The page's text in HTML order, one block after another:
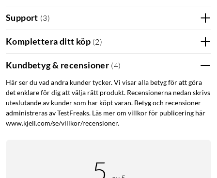
Kraftfullt luftflöde med låg ljudnivå
TempSense 36 DC kombinerar stark lufthastighet med tyst
drift. Den borstlösa DC-motorn ger ett effektivt luftflöde med
lufthastighet upp till 7,9 m/s vid luftutloppet, samtidigt som
ljudnivån kan gå ned till 20 dB på lägsta läget. Det gör fläkten
väl lämpad för sovrum, arbetsrum och andra platser där du vill
ha svalka utan störande ljud.
Anpassar sig efter temperaturen
I auto-läge väljs starthastigheten efter aktuell
rumstemperatur. Om temperaturen stiger med 1 °C höjs
Support (3)
Komplettera ditt köp (2)
Kundbetyg & recensioner (4)
Här ser du vad andra kunder tycker. Vi visar alla betyg för att göra
det enklare för dig att välja rätt produkt. Recensionerna nedan skrivs
uteslutande av kunder som har köpt varan. Betyg och recensioner
administreras av TestFreaks. Läs mer om villkor för publicering här
www.kjell.com/se/villkor/recensioner.
5